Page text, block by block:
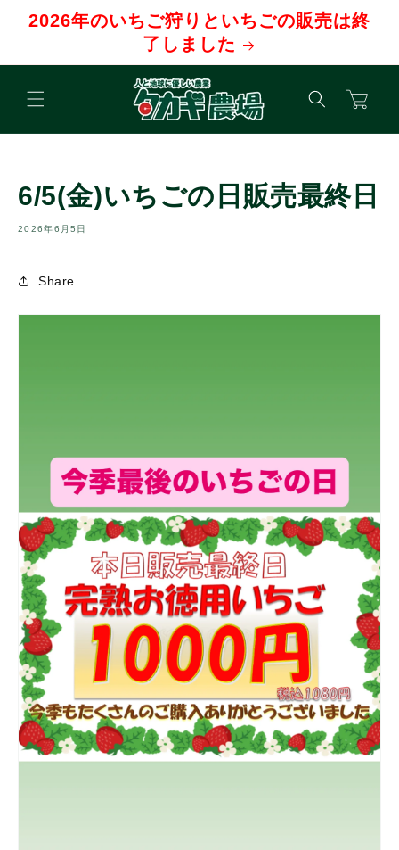
ンツに
2026年のいちご狩りといちごの販売は終
了しました
ー
6/5(金)いちごの日販売最終日
2026年6月5日
Share